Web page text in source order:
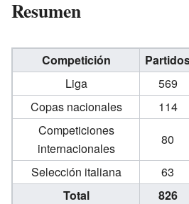
Resumen
Competición
Liga
569
Copas nacionales
114
Competiciones
internacionales
80
Selección italiana
63
Total
826